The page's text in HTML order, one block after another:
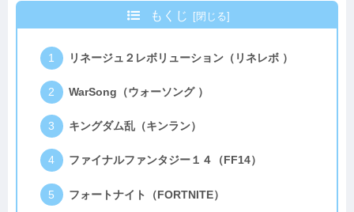
もくじ
リネージュ２レボリューション（リネレボ ）
WarSong（ウォーソング ）
キングダム乱（キンラン）
ファイナルファンタジー１４（FF14）
フォートナイト（FORTNITE）